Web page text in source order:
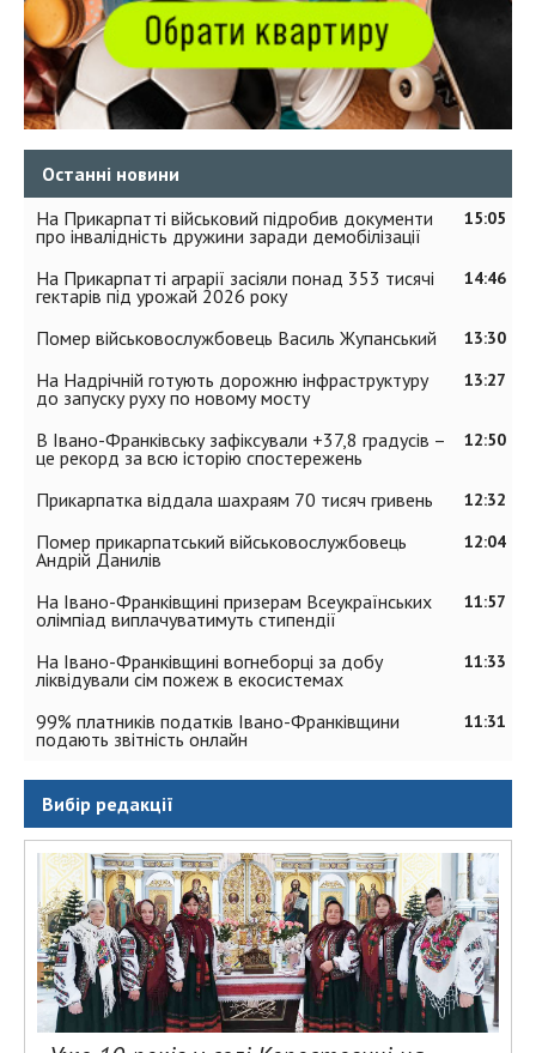
Останні новини
15:05
На Прикарпатті військовий підробив документи
про інвалідність дружини заради демобілізації
14:46
На Прикарпатті аграрії засіяли понад 353 тисячі
гектарів під урожай 2026 року
13:30
Помер військовослужбовець Василь Жупанський
13:27
На Надрічній готують дорожню інфраструктуру
до запуску руху по новому мосту
12:50
В Івано-Франківську зафіксували +37,8 градусів –
це рекорд за всю історію спостережень
12:32
Прикарпатка віддала шахраям 70 тисяч гривень
12:04
Помер прикарпатський військовослужбовець
Андрій Данилів
11:57
На Івано-Франківщині призерам Всеукраїнських
олімпіад виплачуватимуть стипендії
11:33
На Івано-Франківщині вогнеборці за добу
ліквідували сім пожеж в екосистемах
11:31
99% платників податків Івано-Франківщини
подають звітність онлайн
Вибір редакції